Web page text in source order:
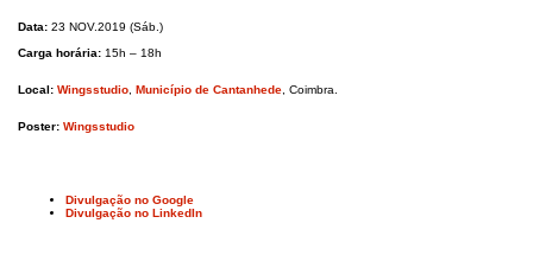
Data: 23 NOV.2019 (Sáb.)
Carga horária: 15h – 18h
Local: Wingsstudio Município de Cantanhede , Coimbra.
Poster: Wingsstudio
Divulgação no Google
Divulgação no LinkedIn